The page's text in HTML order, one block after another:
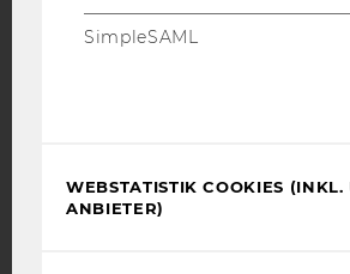
DATENSCHUTZERKLÄRUNG
STUDIENBEWERBER*INNEN
SimpleSAML
WEBSTATISTIK COOKIES (INKL.
ANBIETER)